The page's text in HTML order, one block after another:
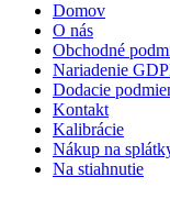
Domov
O nás
Obchodné
Nariadenie
Dodacie
Kontakt
Kalibrácie
Nákup na
Na stiahnutie